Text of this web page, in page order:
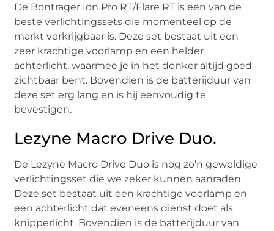
De Bontrager Ion Pro RT/Flare RT is een van de
beste verlichtingssets die momenteel op de
markt verkrijgbaar is. Deze set bestaat uit een
zeer krachtige voorlamp en een helder
achterlicht, waarmee je in het donker altijd goed
zichtbaar bent. Bovendien is de batterijduur van
deze set erg lang en is hij eenvoudig te
bevestigen.
Lezyne Macro Drive Duo.
De Lezyne Macro Drive Duo is nog zo’n geweldige
verlichtingsset die we zeker kunnen aanraden.
Deze set bestaat uit een krachtige voorlamp en
een achterlicht dat eveneens dienst doet als
knipperlicht. Bovendien is de batterijduur van